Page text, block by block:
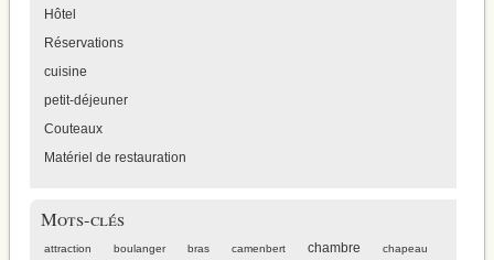
Hôtel
Réservations
cuisine
petit-déjeuner
Couteaux
Matériel de restauration
Mots-clés
attraction boulanger bras camenbert chambre
chapeau